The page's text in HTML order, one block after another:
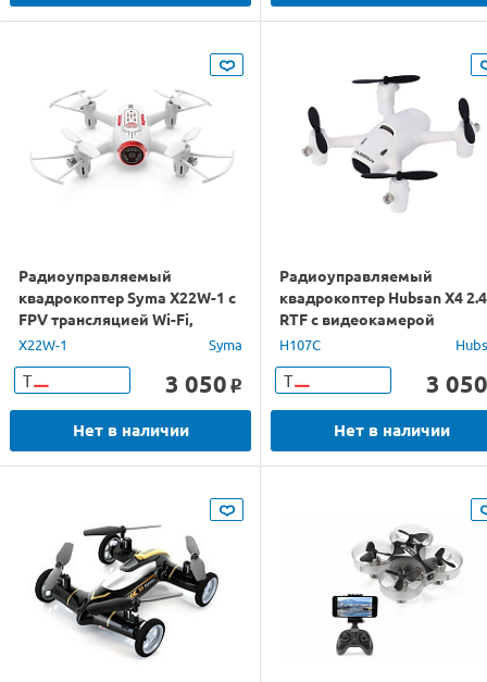
Радиоуправляемый
квадрокоптер Syma X22W-1 с
FPV трансляцией Wi-Fi,
камера 0,3 Мп, 2.4G RTF
X22W-1 Syma
Т 3 050 o
Нет в наличии
Радиоуправляемый
квадрокоптер Hubsan X4
RTF с видеокамерой
H107C
Т 3 050
Нет в наличии